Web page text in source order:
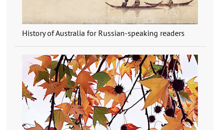
History of Australia for Russian-speaking readers